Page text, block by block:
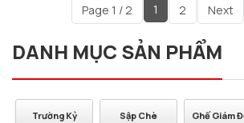
Page 1 / 2 1 2 Next
DANH MỤC SẢN PHẨM
Sập Chè Ghế Giám Đốc Tủ Hồ Sơ